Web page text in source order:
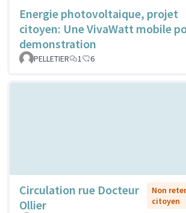
Energie photovoltaique, projet
citoyen: Une VivaWatt mobile
demonstration
PELLETIER 1 6
Circulation rue Docteur
Ollier
Non
citoyen